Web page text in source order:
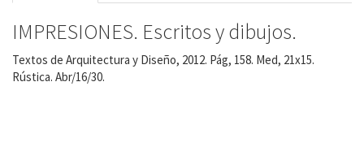
IMPRESIONES. Escritos y dibujos.
Textos de Arquitectura y Diseño, 2012. Pág, 158. Med, 21x15.
Rústica. Abr/16/30.